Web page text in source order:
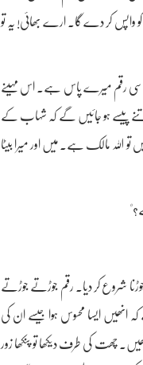
کو واپس کر دے گا۔ ارے بھائی! یہ تو
سی رقم میرے پاس ہے۔ اس مہینے
پیسے ہو جائیں گے کہ شہاب کے
تو اللہ مالک ہے۔ میں اور میرا بیٹا
شروع کر دیا۔ رقم جوڑتے جوڑتے
ایسا محسوس ہوا جیسے ان کی
چھت کی طرف دیکھا تو پنکھا زور